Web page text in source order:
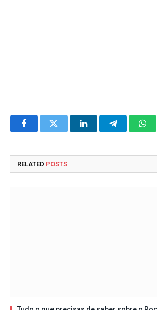
FacebookTwitter LinkedInTelegram
RELATED POSTS